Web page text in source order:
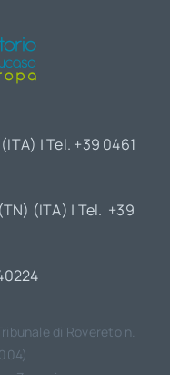
| Tel. +39 0461
(ITA) | Tel. +39
di Rovereto n.